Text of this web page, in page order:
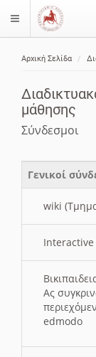
$langMenu
Αρχική Σελίδα
μάθησης
Σύνδεσμοι
Γενικοί
wiki
Ας
edmodo